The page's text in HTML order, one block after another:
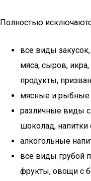
Полностью
все виды
мяса, сыров,
продукты,
мясные и рыбные
различные виды
шоколад,
алкогольные
все виды грубой
фрукты, овощи с